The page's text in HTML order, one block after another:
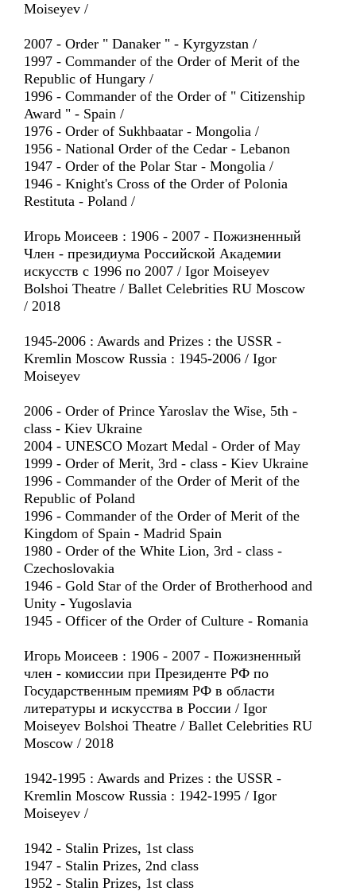
Moiseyev /
2007 - Order " Danaker " - Kyrgyzstan /
1997 - Commander of the Order of Merit of the
Republic of Hungary /
1996 - Commander of the Order of " Citizenship
Award " - Spain /
1976 - Order of Sukhbaatar - Mongolia /
1956 - National Order of the Cedar - Lebanon
1947 - Order of the Polar Star - Mongolia /
1946 - Knight's Cross of the Order of Polonia
Restituta - Poland /
Игорь Моисеев : 1906 - 2007 - Пожизненный
Член - президиума Российской Академии
искусств с 1996 по 2007 / Igor Moiseyev
Bolshoi Theatre / Ballet Celebrities RU Moscow
/ 2018
1945-2006 : Awards and Prizes : the USSR -
Kremlin Moscow Russia : 1945-2006 / Igor
Moiseyev
2006 - Order of Prince Yaroslav the Wise, 5th -
class - Kiev Ukraine
2004 - UNESCO Mozart Medal - Order of May
1999 - Order of Merit, 3rd - class - Kiev Ukraine
1996 - Commander of the Order of Merit of the
Republic of Poland
1996 - Commander of the Order of Merit of the
Kingdom of Spain - Madrid Spain
1980 - Order of the White Lion, 3rd - class -
Czechoslovakia
1946 - Gold Star of the Order of Brotherhood and
Unity - Yugoslavia
1945 - Officer of the Order of Culture - Romania
Игорь Моисеев : 1906 - 2007 - Пожизненный
член - комиссии при Президенте РФ по
Государственным премиям РФ в области
литературы и искусства в России / Igor
Moiseyev Bolshoi Theatre / Ballet Celebrities RU
Moscow / 2018
1942-1995 : Awards and Prizes : the USSR -
Kremlin Moscow Russia : 1942-1995 / Igor
Moiseyev /
1942 - Stalin Prizes, 1st class
1947 - Stalin Prizes, 2nd class
1952 - Stalin Prizes, 1st class